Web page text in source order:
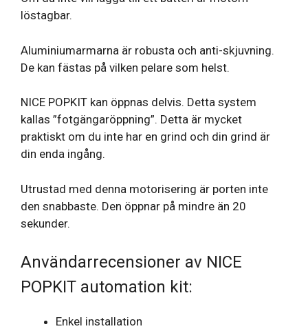
löstagbar.
Aluminiumarmarna är robusta och anti-skjuvning.
De kan fästas på vilken pelare som helst.
NICE POPKIT kan öppnas delvis. Detta system
kallas ”fotgängaröppning”. Detta är mycket
praktiskt om du inte har en grind och din grind är
din enda ingång.
Utrustad med denna motorisering är porten inte
den snabbaste. Den öppnar på mindre än 20
sekunder.
Användarrecensioner av NICE
POPKIT automation kit:
Enkel installation